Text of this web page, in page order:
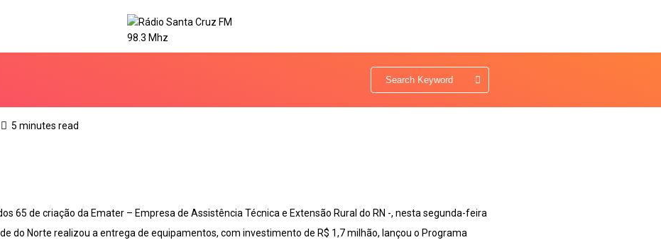
5 minutes read
65 de criação da Emater – Empresa de Assistência Técnica e Extensão Rural do RN -, nesta segunda-feira
do Norte realizou a entrega de equipamentos, com investimento de R$ 1,7 milhão, lançou o Programa